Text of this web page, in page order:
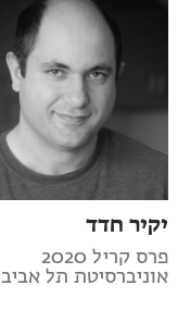
יקיר חדד
פרס קריל 2020
אוניברסיטת תל אביב